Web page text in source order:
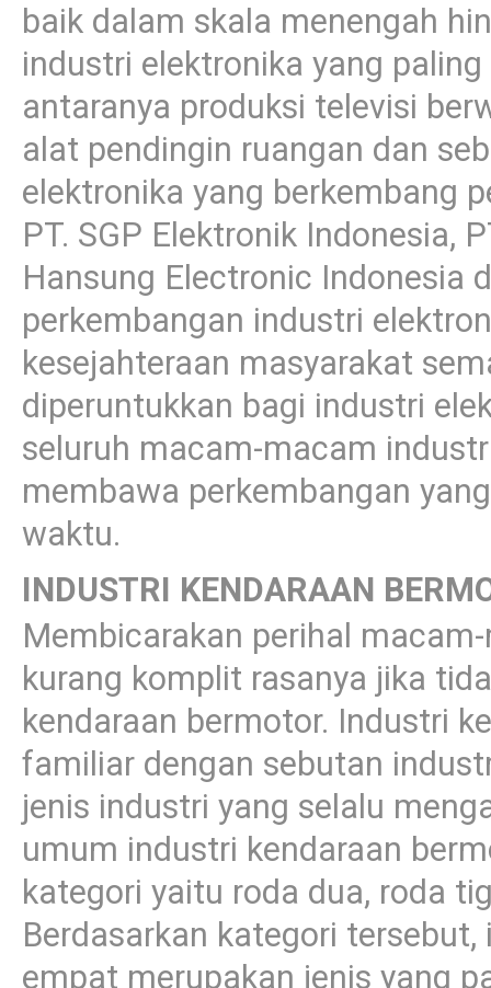
baik dalam skala menengah
industri elektronika yang
antaranya produksi televisi
alat pendingin ruangan dan
elektronika yang berkembang
PT. SGP Elektronik Indonesia,
Hansung Electronic Indonesia
perkembangan industri
kesejahteraan masyarakat
diperuntukkan bagi industri
seluruh macam-macam
membawa perkembangan
waktu.
INDUSTRI KENDARAAN
Membicarakan perihal
kurang komplit rasanya jika
kendaraan bermotor. Industri
familiar dengan sebutan
jenis industri yang selalu
umum industri kendaraan
kategori yaitu roda dua, roda
Berdasarkan kategori
empat merupakan jenis yang